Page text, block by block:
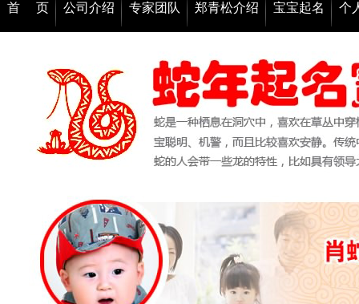
首 页 公司介绍 专家团队 郑青松介绍 宝宝起名 个